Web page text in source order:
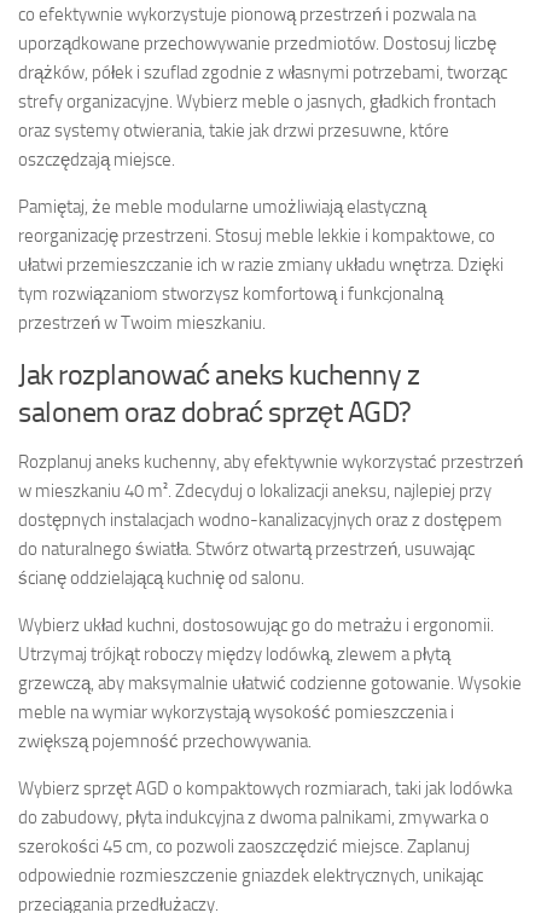
co efektywnie wykorzystuje pionową przestrzeń i pozwala na
uporządkowane przechowywanie przedmiotów. Dostosuj liczbę
drążków, półek i szuflad zgodnie z własnymi potrzebami, tworząc
strefy organizacyjne. Wybierz meble o jasnych, gładkich frontach
oraz systemy otwierania, takie jak drzwi przesuwne, które
oszczędzają miejsce.
Pamiętaj, że meble modularne umożliwiają elastyczną
reorganizację przestrzeni. Stosuj meble lekkie i kompaktowe, co
ułatwi przemieszczanie ich w razie zmiany układu wnętrza. Dzięki
tym rozwiązaniom stworzysz komfortową i funkcjonalną
przestrzeń w Twoim mieszkaniu.
Jak rozplanować aneks kuchenny z
salonem oraz dobrać sprzęt AGD?
Rozplanuj aneks kuchenny, aby efektywnie wykorzystać przestrzeń
w mieszkaniu 40 m². Zdecyduj o lokalizacji aneksu, najlepiej przy
dostępnych instalacjach wodno-kanalizacyjnych oraz z dostępem
do naturalnego światła. Stwórz otwartą przestrzeń, usuwając
ścianę oddzielającą kuchnię od salonu.
Wybierz układ kuchni, dostosowując go do metrażu i ergonomii.
Utrzymaj trójkąt roboczy między lodówką, zlewem a płytą
grzewczą, aby maksymalnie ułatwić codzienne gotowanie. Wysokie
meble na wymiar wykorzystają wysokość pomieszczenia i
zwiększą pojemność przechowywania.
Wybierz sprzęt AGD o kompaktowych rozmiarach, taki jak lodówka
do zabudowy, płyta indukcyjna z dwoma palnikami, zmywarka o
szerokości 45 cm, co pozwoli zaoszczędzić miejsce. Zaplanuj
odpowiednie rozmieszczenie gniazdek elektrycznych, unikając
przeciągania przedłużaczy.